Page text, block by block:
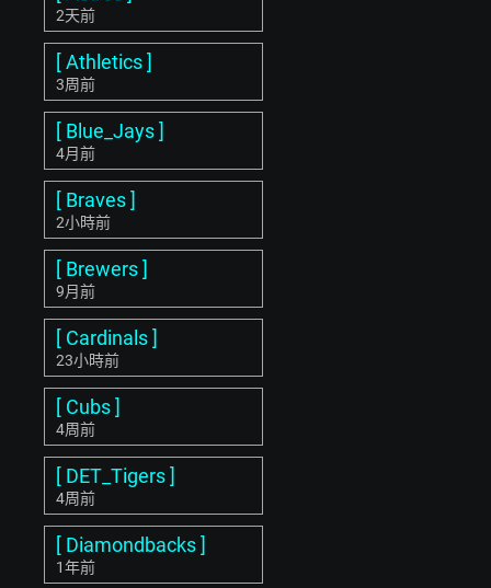
2天前
[ Athletics ]
3周前
[ Blue_Jays ]
4月前
[ Braves ]
2小時前
[ Brewers ]
9月前
[ Cardinals ]
23小時前
[ Cubs ]
4周前
[ DET_Tigers ]
4周前
[ Diamondbacks ]
1年前